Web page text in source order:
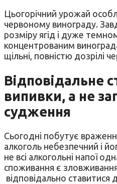
Цьогорічний урожай
червоному винограду.
розміру ягід і дуже
концентрованим
щільні, повністю дозрілі
Відповідальне
випивки, а не
судження
Сьогодні побутує
алкоголь небезпечний і
не всі алкогольні напої
споживання є
відповідально ставитися